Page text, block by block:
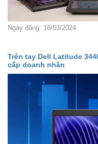
Ngày đăng: 18/03/2024
Trên tay Dell Latitude
cấp doanh nhân